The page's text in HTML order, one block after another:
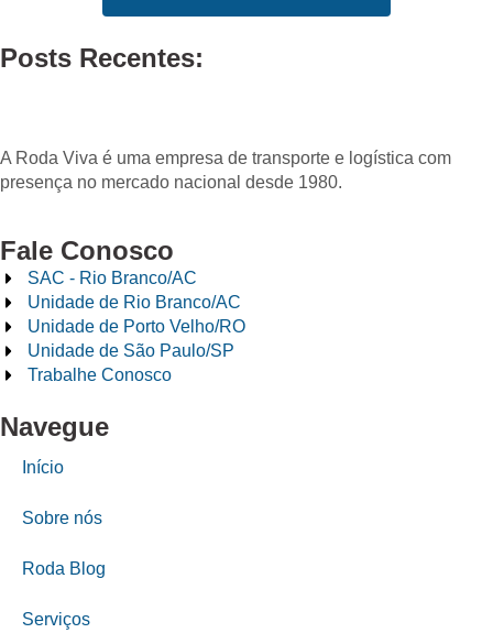
Posts Recentes:
A Roda Viva é uma empresa de transporte e logística com
presença no mercado nacional desde 1980.
Fale Conosco
SAC - Rio Branco/AC
Unidade de Rio Branco/AC
Unidade de Porto Velho/RO
Unidade de São Paulo/SP
Trabalhe Conosco
Navegue
Início
Sobre nós
Roda Blog
Serviços